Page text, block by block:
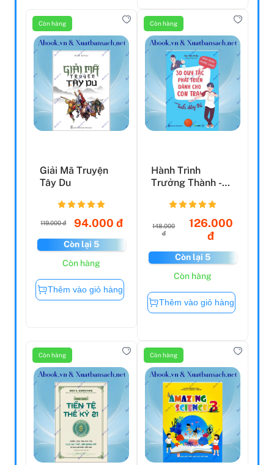
Còn hàng
Giải Mã Truyện
Tây Du
119.000 đ 94.000 đ
Còn lại 5
Còn hàng
Thêm vào giỏ hàng
Còn hàng
Hành Trình
Trưởng Thành -
Triển Dà...
148.000
đ
126.000
đ
Còn lại 5
Còn hàng
Thêm vào giỏ hàng
Còn hàng Còn hàng